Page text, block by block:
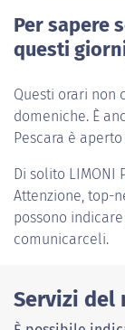
Per sapere
questi
Questi orari non
domeniche. È
Pescara è
Di solito LIMONI
Attenzione, top-
possono
comunicarceli.
Servizi del